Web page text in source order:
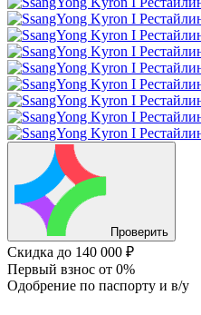
Проверить
Скидка до 140 000 ₽
Первый взнос от 0%
Одобрение по паспорту и в/у